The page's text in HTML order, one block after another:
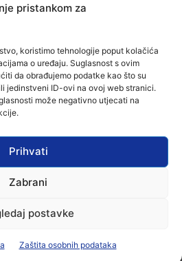
pristankom za
koristimo tehnologije poput kolačića
o uređaju. Suglasnost s ovim
da obrađujemo podatke kao što su
jedinstveni ID-ovi na ovoj web stranici.
može negativno utjecati na
Prihvati
Zabrani
postavke
Zaštita osobnih podataka
na Dunavu
2026
trileri, ljubavne priče i
fikcija najtraženiji su
ovoga ljeta u vinkovačkoj
u vodovodnoj mreži
2026